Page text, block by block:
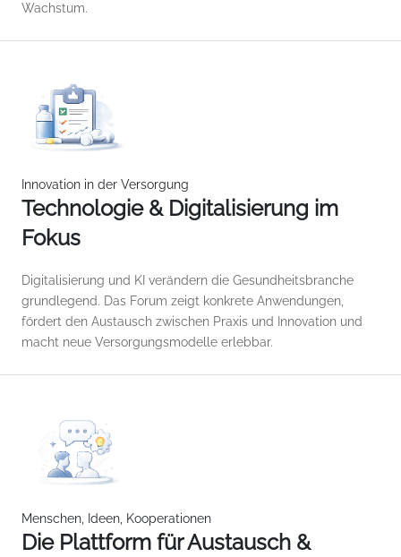
Wachstum.
Innovation in der Versorgung
Technologie & Digitalisierung im
Fokus
Digitalisierung und KI verändern die Gesundheitsbranche
grundlegend. Das Forum zeigt konkrete Anwendungen,
fördert den Austausch zwischen Praxis und Innovation und
macht neue Versorgungsmodelle erlebbar.
Menschen, Ideen, Kooperationen
Die Plattform für Austausch &